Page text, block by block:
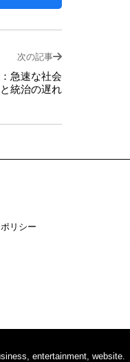
次の記事
急速な社会
統治の遅れ
リシー
entertainment, website.